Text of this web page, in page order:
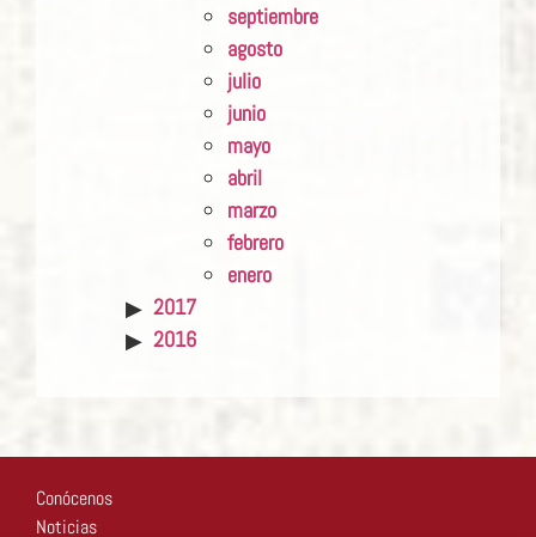
septiembre
agosto
julio
junio
mayo
abril
marzo
febrero
enero
2017
2016
Conócenos
Noticias